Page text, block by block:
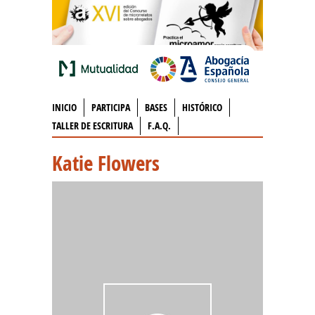
INICIO PARTICIPA BASES
HISTÓRICO
TALLER DE ESCRITURA
F.A.Q.
Katie Flowers